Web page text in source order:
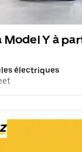
Model Y à
électriques